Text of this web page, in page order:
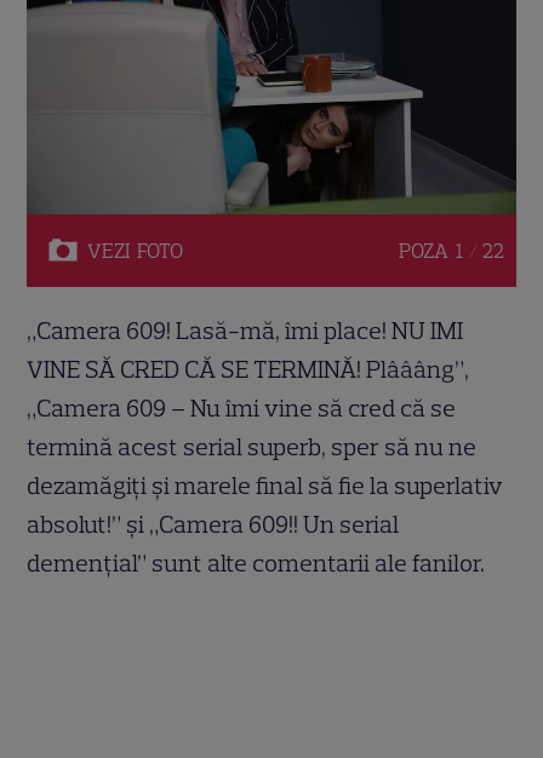
VEZI FOTO POZA 1 / 22
„Camera 609! Lasă-mă, îmi place! NU IMI
VINE SĂ CRED CĂ SE TERMINĂ! Plâââng”,
„Camera 609 – Nu îmi vine să cred că se
termină acest serial superb, sper să nu ne
dezamăgiți și marele final să fie la superlativ
absolut!” și „Camera 609!! Un serial
demențial” sunt alte comentarii ale fanilor.